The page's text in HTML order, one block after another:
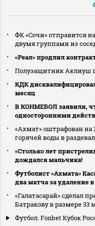
ФК «Сочи» отправится
двумя группами из
«Реал» продлил
Полузащитник Аклиуш
КДК
месяц
В КОНМЕБОЛ заявили,
односторонними
«Ахмат» оштрафован на
горячей воды в
«Столько лет
дождался мальчика!
Футболист «Ахмата»
два матча за удаление
«Галатасарай» сделал
Батракову в размере
Футбол. Fonbet Кубок